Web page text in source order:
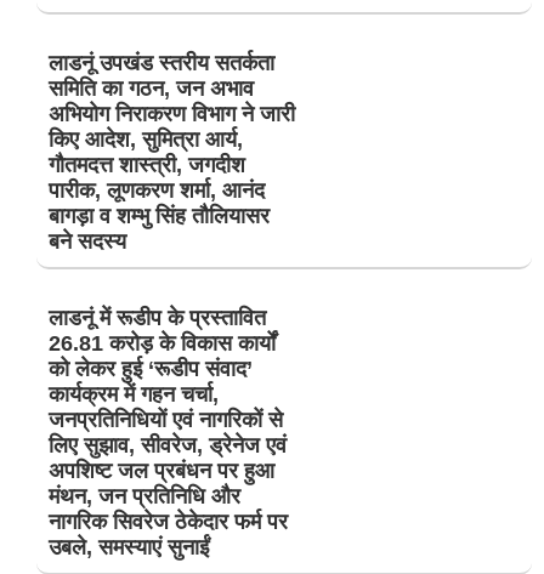
लाडनूं उपखंड स्तरीय सतर्कता
समिति का गठन, जन अभाव
अभियोग निराकरण विभाग ने जारी
किए आदेश, सुमित्रा आर्य,
गौतमदत्त शास्त्री, जगदीश
पारीक, लूणकरण शर्मा, आनंद
बागड़ा व शम्भु सिंह तौलियासर
बने सदस्य
लाडनूं में रूडीप के प्रस्तावित
26.81 करोड़ के विकास कार्यों
को लेकर हुई ‘रूडीप संवाद’
कार्यक्रम में गहन चर्चा,
जनप्रतिनिधियों एवं नागरिकों से
लिए सुझाव, सीवरेज, ड्रेनेज एवं
अपशिष्ट जल प्रबंधन पर हुआ
मंथन, जन प्रतिनिधि और
नागरिक सिवरेज ठेकेदार फर्म पर
उबले, समस्याएं सुनाईं